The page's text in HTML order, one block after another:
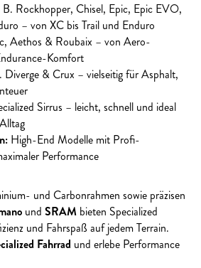
B. Rockhopper, Chisel, Epic, Epic EVO,
– von XC bis Trail und Enduro
Aethos & Roubaix – von Aero-
Komfort
Diverge & Crux – vielseitig für Asphalt,
Sirrus – leicht, schnell und ideal
High-End Modelle mit Profi-
Performance
und Carbonrahmen sowie präzisen
und SRAM bieten Specialized
und Fahrspaß auf jedem Terrain.
Fahrrad und erlebe Performance